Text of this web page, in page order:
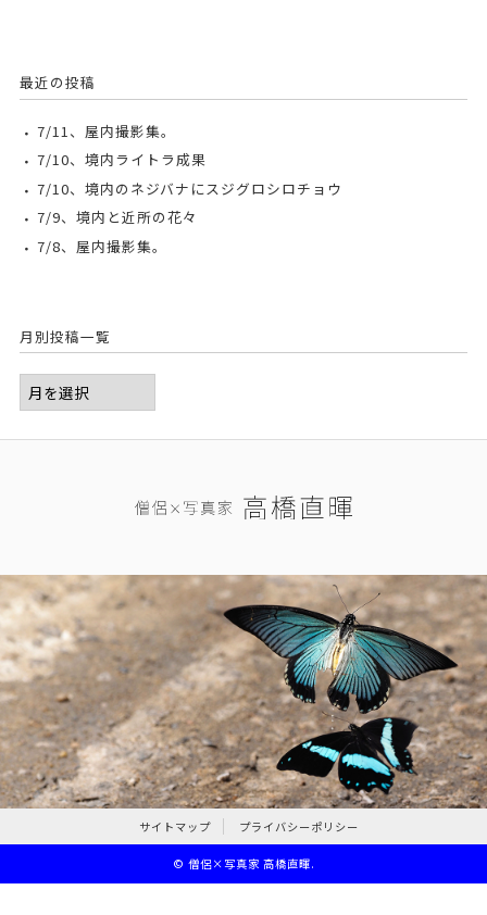
最近の投稿
7/11、屋内撮影集。
7/10、境内ライトラ成果
7/10、境内のネジバナにスジグロシロチョウ
7/9、境内と近所の花々
7/8、屋内撮影集。
月別投稿一覧
サイトマップ プライバシーポリシー
© 僧侶×写真家 高橋直暉.